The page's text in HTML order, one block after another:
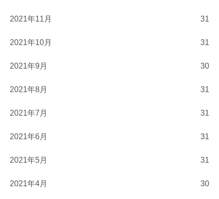
2021年11月 31
2021年10月 31
2021年9月 30
2021年8月 31
2021年7月 31
2021年6月 31
2021年5月 31
2021年4月 30